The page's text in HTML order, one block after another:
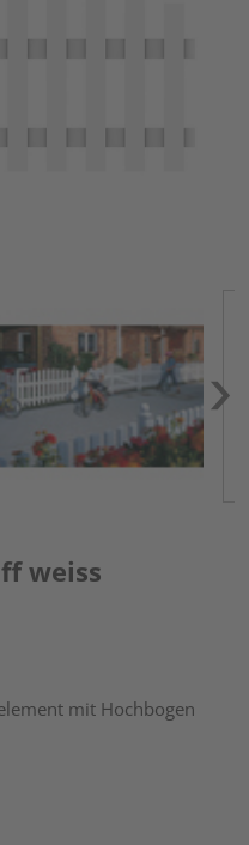
weiss
mit Hochbogen